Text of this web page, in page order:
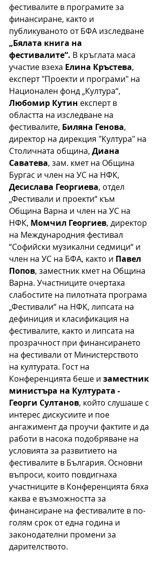
фестивалите в програмите за
финансиране, както и
публикуваното от БФА изследване
„Бялата книга на
фестивалите“. В кръглата маса
участие взеха Елина Кръстева,
експерт "Проекти и програми" на
Национален фонд „Култура“,
Любомир Кутин експерт в
областта на изследване на
фестивалите, Биляна Генова,
директор на дирекция "Култура" на
Столичната община, Диана
Саватева, зам. кмет на Община
Бургас и член на УС на НФК,
Десислава Георгиева, отдел
„Фестивали и проекти“ към
Община Варна и член на УС на
НФК, Момчил Георгиев, директор
на Международния фестивал
“Софийски музикални седмици“ и
член на УС на БФА, както и Павел
Попов, заместник кмет на Община
Варна. Участниците очертаха
слабостите на пилотната програма
„Фестивали“ на НФК, липсата на
дефиниция и класификация на
фестивалите, както и липсата на
прозрачност при финансирането
на фестивали от Министерството
на културата. Гост на
Конференцията беше и заместник
министъра на Културата -
Георги Султанов, който слушаше с
интерес дискусиите и пое
ангажимент да проучи фактите и да
работи в насока подобряване на
условията за развитието на
фестивалите в България. Основни
въпроси, които повдигнаха
участниците в Конференцията бяха
каква е възможността за
финансиране на фестивалите в по-
голям срок от една година и
законодателни промени за
дарителството.